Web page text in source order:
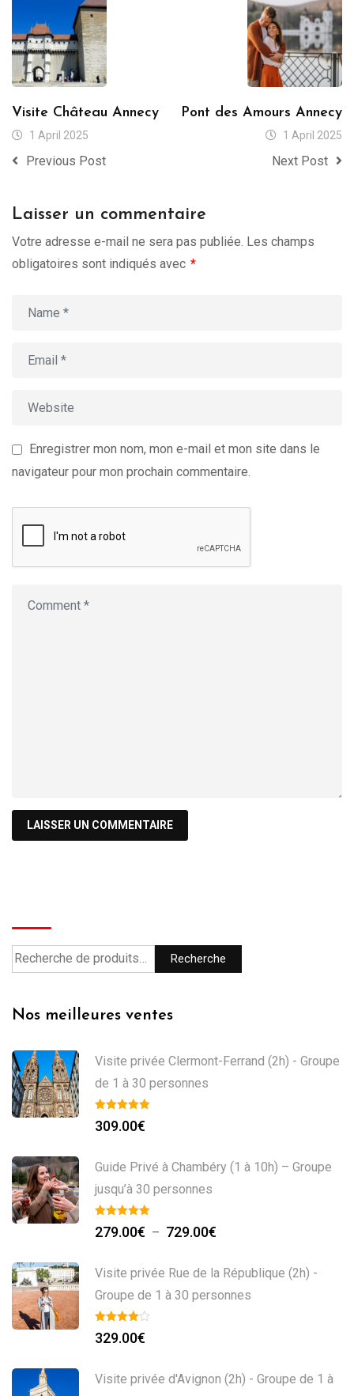
Visite Château Annecy
1 April 2025
Previous Post
Pont des Amours Annecy
1 April 2025
Next Post
Laisser un commentaire
Votre adresse e-mail ne sera pas publiée. Les champs
obligatoires sont indiqués avec *
Enregistrer mon nom, mon e-mail et mon site dans le
navigateur pour mon prochain commentaire.
Recherche
Nos meilleures ventes
Visite privée Clermont-Ferrand (2h) - Groupe
de 1 à 30 personnes
309.00€
Guide Privé à Chambéry (1 à 10h) – Groupe
jusqu’à 30 personnes
279.00€ – 729.00€
Visite privée Rue de la République (2h) -
Groupe de 1 à 30 personnes
329.00€
Visite privée d'Avignon (2h) - Groupe de 1 à